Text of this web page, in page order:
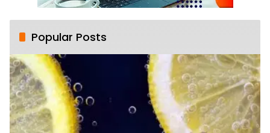
Popular Posts